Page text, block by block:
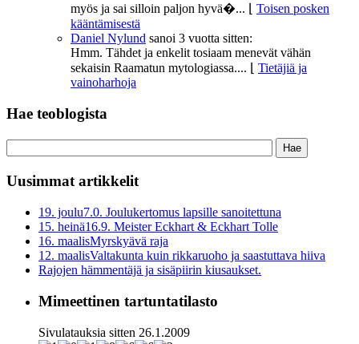
myös ja sai silloin paljon hyvä�...
Toisen posken
kääntämisestä
Daniel Nylund sanoi 3 vuotta sitten:
Hmm. Tähdet ja enkelit tosiaam menevät vähän
sekaisin Raamatun mytologiassa....
Tietäjiä ja
vainoharhoja
Hae teoblogista
Uusimmat artikkelit
19. joulu7.0. Joulukertomus lapsille sanoitettuna
15. heinä16.9. Meister Eckhart & Eckhart Tolle
16. maalisMyrskyävä raja
12. maalisValtakunta kuin rikkaruoho ja saastuttava hiiva
Rajojen hämmentäjä ja sisäpiirin kiusaukset.
Mimeettinen tartuntatilasto
Sivulatauksia sitten 26.1.2009